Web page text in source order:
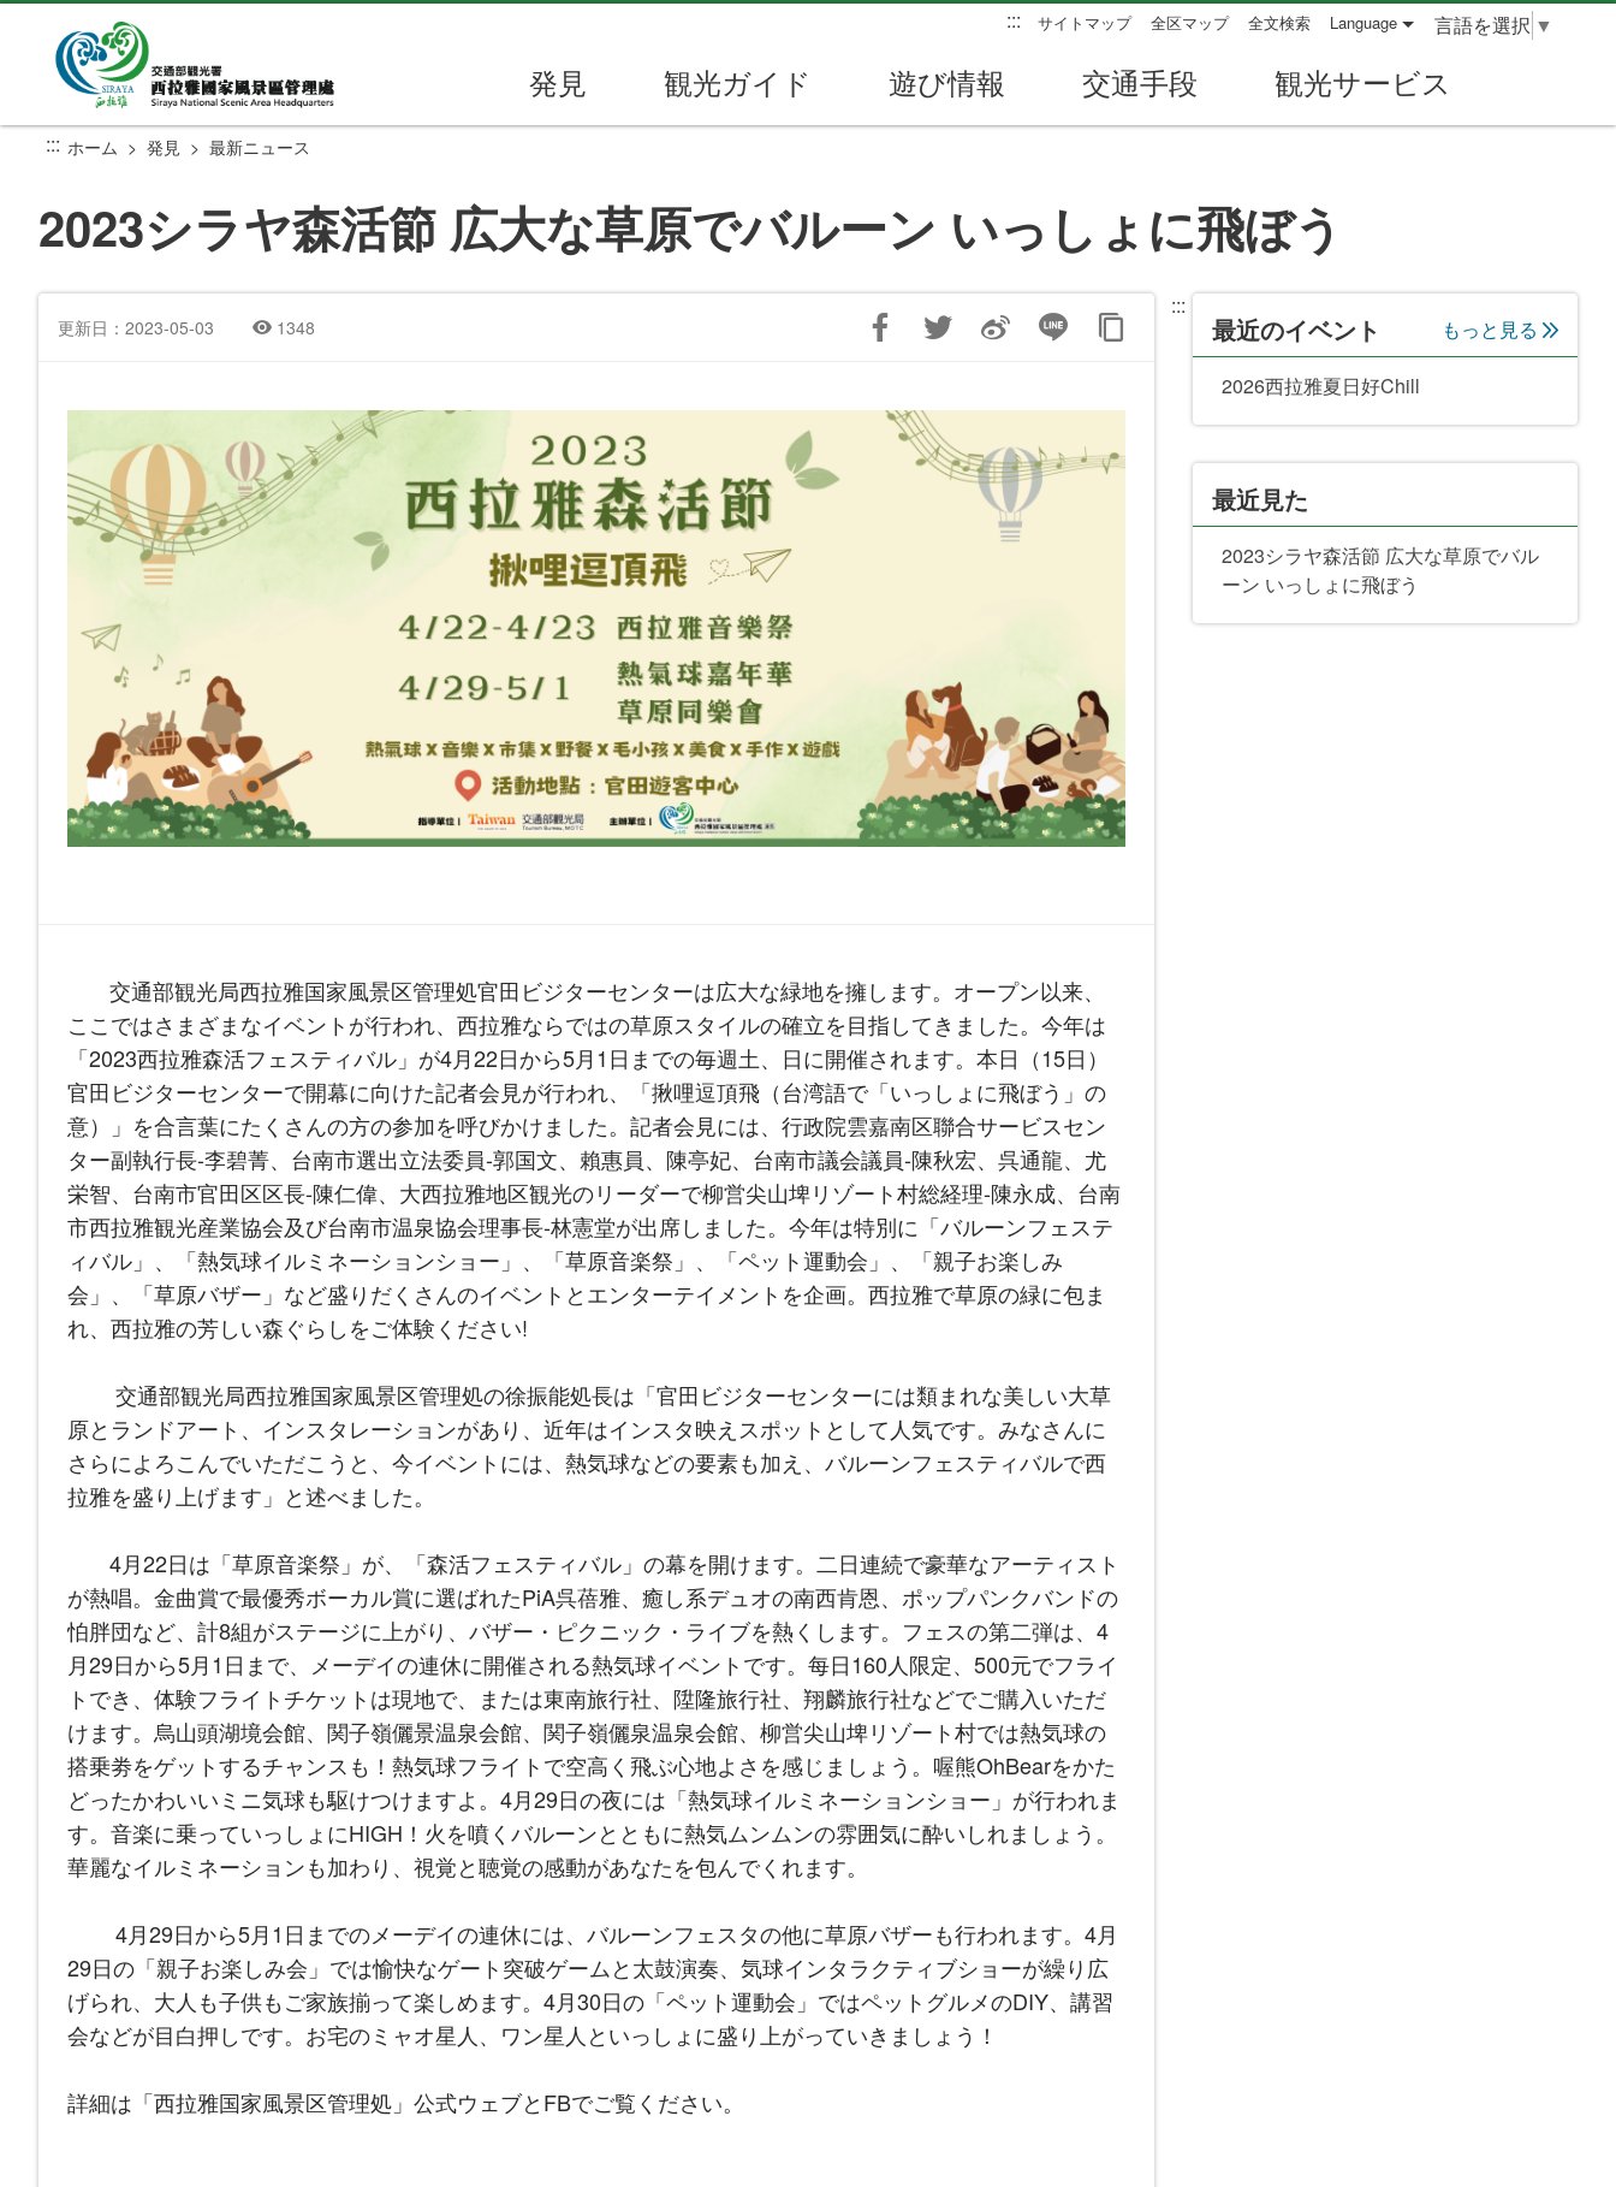
メ
ン
::: サイトマップ 全区マップ 全文検索 Language 言語を選択 ▼
発見 観光ガイド 遊び情報 交通手段 観光サービス
::: ホーム 発見 最新ニュース
2023シラヤ森活節 広大な草原でバルーン いっしょに飛ぼう
更新日：2023-05-03 1348
交通部観光局西拉雅国家風景区管理処官田ビジターセンターは広大な緑地を擁します。オープン以来、
ここではさまざまなイベントが行われ、西拉雅ならではの草原スタイルの確立を目指してきました。今年は
「2023西拉雅森活フェスティバル」が4月22日から5月1日までの毎週土、日に開催されます。本日（15日）
官田ビジターセンターで開幕に向けた記者会見が行われ、「揪哩逗頂飛（台湾語で「いっしょに飛ぼう」の
意）」を合言葉にたくさんの方の参加を呼びかけました。記者会見には、行政院雲嘉南区聯合サービスセン
ター副執行長-李碧菁、台南市選出立法委員-郭国文、賴惠員、陳亭妃、台南市議会議員-陳秋宏、呉通龍、尤
栄智、台南市官田区区長-陳仁偉、大西拉雅地区観光のリーダーで柳営尖山埤リゾート村総経理-陳永成、台南
市西拉雅観光産業協会及び台南市温泉協会理事長-林憲堂が出席しました。今年は特別に「バルーンフェステ
ィバル」、「熱気球イルミネーションショー」、「草原音楽祭」、「ペット運動会」、「親子お楽しみ
会」、「草原バザー」など盛りだくさんのイベントとエンターテイメントを企画。西拉雅で草原の緑に包ま
れ、西拉雅の芳しい森ぐらしをご体験ください!
交通部観光局西拉雅国家風景区管理処の徐振能処長は「官田ビジターセンターには類まれな美しい大草
原とランドアート、インスタレーションがあり、近年はインスタ映えスポットとして人気です。みなさんに
さらによろこんでいただこうと、今イベントには、熱気球などの要素も加え、バルーンフェスティバルで西
拉雅を盛り上げます」と述べました。
4月22日は「草原音楽祭」が、「森活フェスティバル」の幕を開けます。二日連続で豪華なアーティスト
が熱唱。金曲賞で最優秀ボーカル賞に選ばれたPiA呉蓓雅、癒し系デュオの南西肯恩、ポップパンクバンドの
怕胖団など、計8組がステージに上がり、バザー・ピクニック・ライブを熱くします。フェスの第二弾は、4
月29日から5月1日まで、メーデイの連休に開催される熱気球イベントです。每日160人限定、500元でフライ
トでき、体験フライトチケットは現地で、または東南旅行社、陞隆旅行社、翔麟旅行社などでご購入いただ
けます。烏山頭湖境会館、関子嶺儷景温泉会館、関子嶺儷泉温泉会館、柳営尖山埤リゾート村では熱気球の
搭乗劵をゲットするチャンスも！熱気球フライトで空高く飛ぶ心地よさを感じましょう。喔熊OhBearをかた
どったかわいいミニ気球も駆けつけますよ。4月29日の夜には「熱気球イルミネーションショー」が行われま
す。音楽に乗っていっしょにHIGH！火を噴くバルーンとともに熱気ムンムンの雰囲気に酔いしれましょう。
華麗なイルミネーションも加わり、視覚と聴覚の感動があなたを包んでくれます。
4月29日から5月1日までのメーデイの連休には、バルーンフェスタの他に草原バザーも行われます。4月
29日の「親子お楽しみ会」では愉快なゲート突破ゲームと太鼓演奏、気球インタラクティブショーが繰り広
げられ、大人も子供もご家族揃って楽しめます。4月30日の「ペット運動会」ではペットグルメのDIY、講習
会などが目白押しです。お宅のミャオ星人、ワン星人といっしょに盛り上がっていきましょう！
詳細は「西拉雅国家風景区管理処」公式ウェブとFBでご覧ください。
:::
最近のイベント もっと見る
2026西拉雅夏日好Chill
最近見た
2023シラヤ森活節 広大な草原でバル
ーン いっしょに飛ぼう